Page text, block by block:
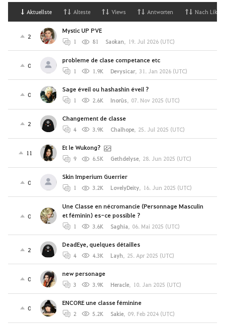
Aktuellste Alteste Views Antworten Nach Likes
2
Mystic UP PVE
1 81 Saokan, 19. Jul 2026 (UTC)
0
probleme de clase competance etc
1 1.9K Devysicar, 31. Jan 2026 (UTC)
0
Sage éveil ou hashashin éveil ?
1 2.6K Inorûs, 07. Nov 2025 (UTC)
2
Changement de classe
4 3.9K Chalhope, 25. Jul 2025 (UTC)
11
Et le Wukong?
9 6.5K Gethdelyse, 28. Jun 2025 (UTC)
0
Skin Imperium Guerrier
1 3.2K LovelyDeity, 16. Jun 2025 (UTC)
0
Une Classe en nécromancie (Personnage Masculin
et féminin) es-ce possible ?
1 3.6K Saghia, 06. Mai 2025 (UTC)
2
DeadEye, quelques détailles
4 4.3K Layh, 25. Apr 2025 (UTC)
0
new personage
3 3.9K Heracle, 10. Jan 2025 (UTC)
0
ENCORE une classe féminine
2 5.2K Sakie, 09. Feb 2024 (UTC)